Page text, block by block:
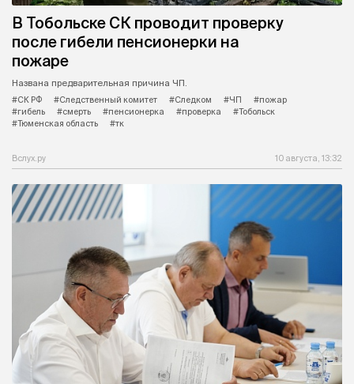
В Тобольске СК проводит проверку
после гибели пенсионерки на
пожаре
Названа предварительная причина ЧП.
#СК РФ
#Следственный комитет #Следком #ЧП
#пожар
#гибель
#смерть #пенсионерка #проверка
#Тобольск
#Тюменская область
#тк
Вслух.ру 10 августа, 13:32